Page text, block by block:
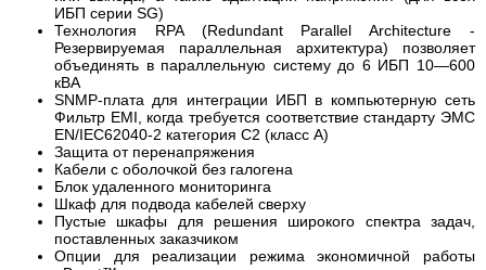
ИБП серии SG)
Технология RPA (Redundant Parallel Architecture -
Резервируемая параллельная архитектура) позволяет
объединять в параллельную систему до 6 ИБП 10—600
кВА
SNMP-плата для интеграции ИБП в компьютерную сеть
Фильтр EMI, когда требуется соответствие стандарту ЭМС
EN/IEC62040-2 категория C2 (класс А)
Защита от перенапряжения
Кабели с оболочкой без галогена
Блок удаленного мониторинга
Шкаф для подвода кабелей сверху
Пустые шкафы для решения широкого спектра задач,
поставленных заказчиком
Опции для реализации режима экономичной работы